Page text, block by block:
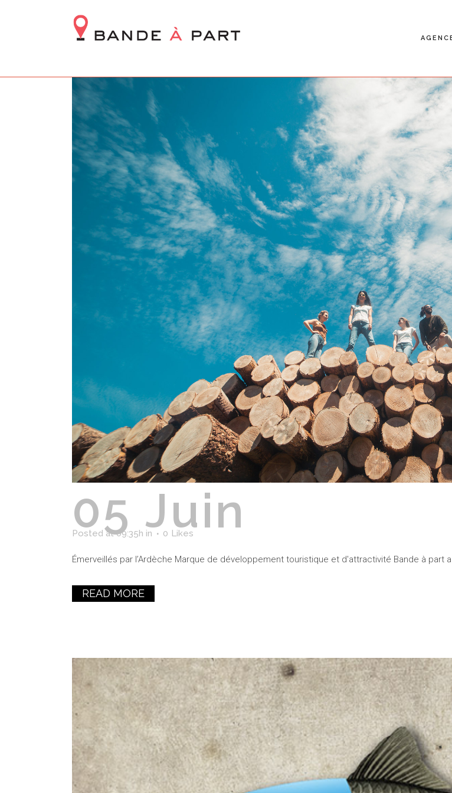
05 Juin
Posted at 09:35h in 0 Likes
Émerveillés par l’Ardèche Marque de développement touristique et d'attractivité Bande à part
READ MORE